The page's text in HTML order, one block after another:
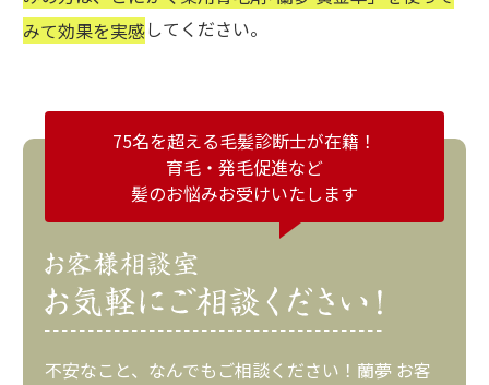
みて効果を実感してください。
75名を超える毛髪診断士が在籍！
育毛・発毛促進など
髪のお悩みお受けいたします
不安なこと、なんでもご相談ください！蘭夢 お客